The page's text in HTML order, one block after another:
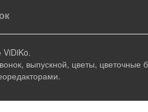
выпускной, цветы, цветочные